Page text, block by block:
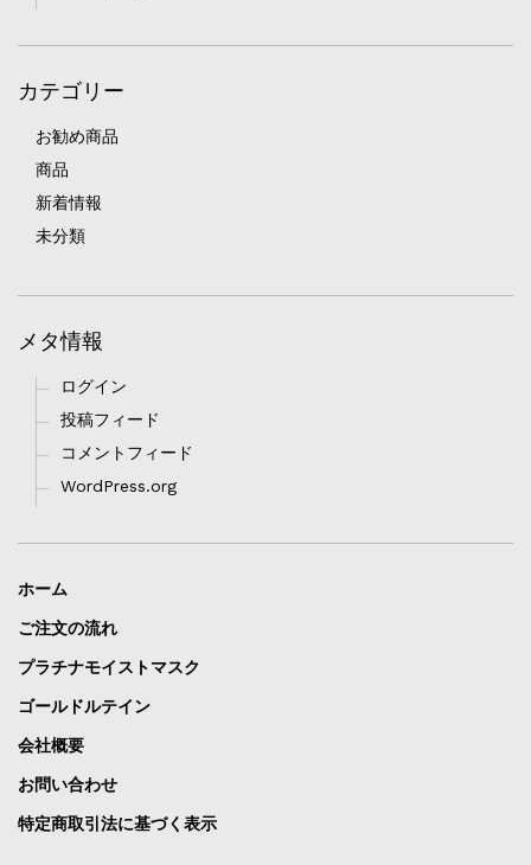
カテゴリー
お勧め商品
商品
新着情報
未分類
メタ情報
ログイン
投稿フィード
コメントフィード
WordPress.org
ホーム
ご注文の流れ
プラチナモイストマスク
ゴールドルテイン
会社概要
お問い合わせ
特定商取引法に基づく表示